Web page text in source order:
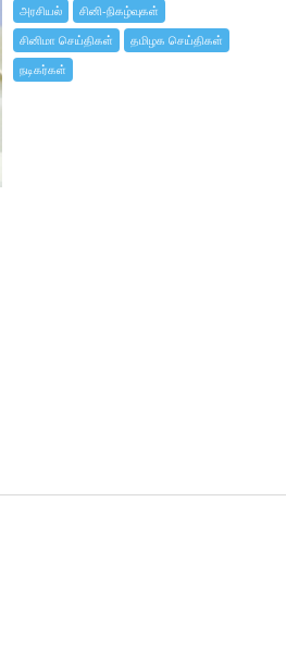
அரசியல்
சினி-நிகழ்வுகள்
சினிமா செய்திகள்
தமிழக செய்திகள்
நடிகர்கள்